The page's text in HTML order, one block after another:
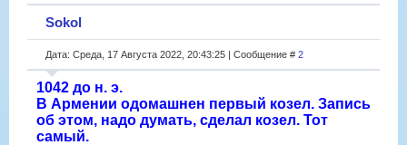
Sokol
Дата: Среда, 17 Августа 2022, 20:43:25 | Сообщение # 2
1042 до н. э.
В Армении одомашнен первый козел. Запись
об этом, надо думать, сделал козел. Тот
самый.